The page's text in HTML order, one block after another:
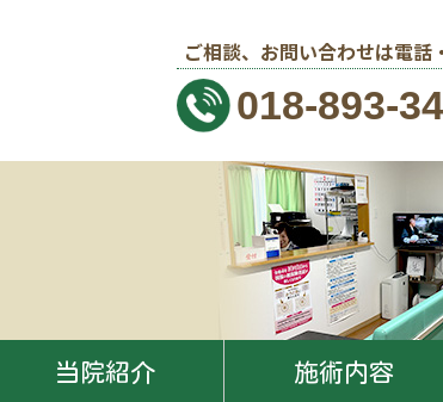
ご相談、お問い合わせは電
018-893-
当院紹介 施術内容